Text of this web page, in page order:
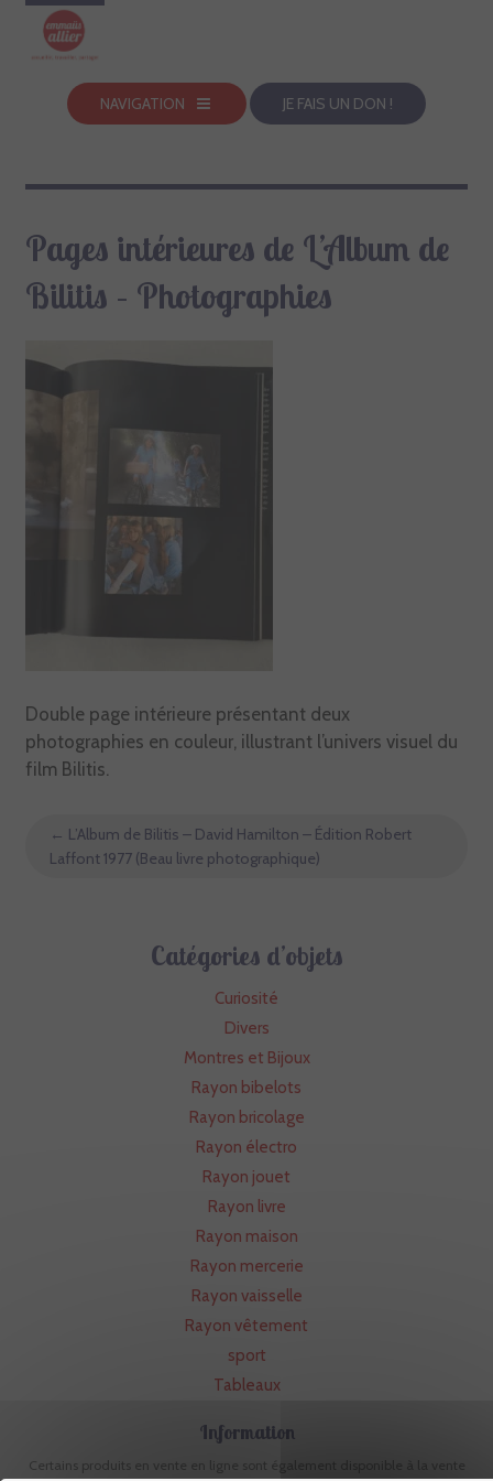
NAVIGATION JE FAIS UN DON !
Pages intérieures de L’Album de
Bilitis – Photographies
Double page intérieure présentant deux
photographies en couleur, illustrant l’univers visuel du
film Bilitis.
← L’Album de Bilitis – David Hamilton – Édition Robert
Laffont 1977 (Beau livre photographique)
Catégories d’objets
Curiosité
Divers
Montres et Bijoux
Rayon bibelots
Rayon bricolage
Rayon électro
Rayon jouet
Rayon livre
Rayon maison
Rayon mercerie
Rayon vaisselle
Rayon vêtement
sport
Tableaux
Information
Certains produits en vente en ligne sont également disponible à la vente